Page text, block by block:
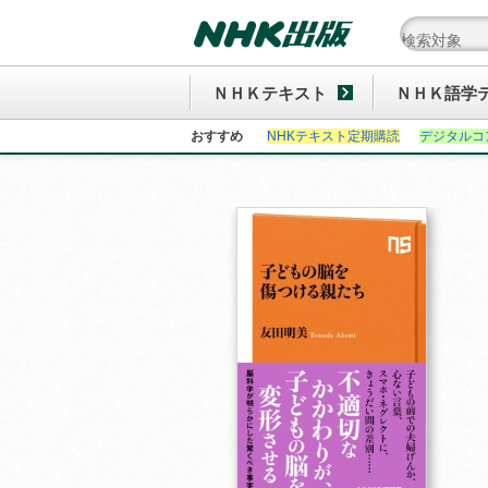
ＮＨＫテキスト ＮＨＫ語学
おすすめ NHKテキスト定期購読 デジタル